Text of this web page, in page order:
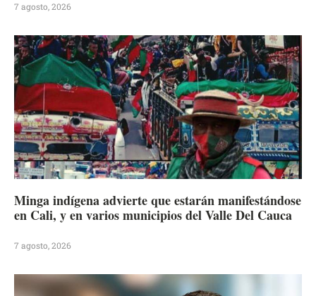
7 agosto, 2026
Minga indígena advierte que estarán manifestándose
en Cali, y en varios municipios del Valle Del Cauca
7 agosto, 2026